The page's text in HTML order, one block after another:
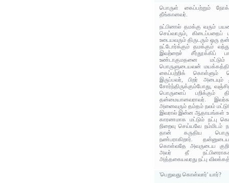
பொருள் கைப்பற்றும்
தீங்கானவர்.
நட்பினால் தமக்கு வரும்
செய்வாரும்,
உடையவரும் திருடரும் ஒரு
நட்டோர்க்கும் தமக்கும்
இவற்றைச் சீர்தூக்கிப்
உண்டாகுமதனை
பொருளுடையவன்
கைப்பற்றிக் கொள்ளும்
இருப்பவர், பிறர்
சோர்ந்திருக்கும்போது,
பொருளைப் பறிக்கும்
தன்மையானவராவர்.
அனைவரும் தம்தம் நலம்
இவரால் இன்ன ஆதாயங்கள்
காரணமாக மட்டும் நட்பு
நிறைவு செய்யவே நம்மிடம்
தான் கருதிய
நண்பராகிறார்.
கொள்வதே அவருடைய
அவர் தீ நட்பினராகக்
அத்தகையவரது நட்பு
'பெறுவது கொள்வார்' யார்?